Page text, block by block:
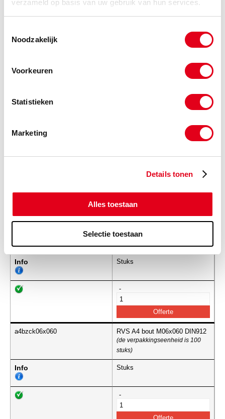
verzameld op basis van uw gebruik van hun services.
Noodzakelijk
Voorkeuren
Statistieken
Marketing
Details tonen
Alles toestaan
Selectie toestaan
(de verpakkingseenheid is 100
Info Stuks
(de verpakkingseenheid is 100
stuks)
Info Stuks
-
a4bzck06x060 RVS A4 bout M06x060 DIN912
(de verpakkingseenheid is 100
stuks)
Info Stuks
-